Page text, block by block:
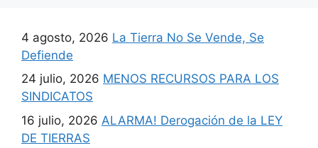
4 agosto, 2026 La Tierra No Se Vende, Se
Defiende
24 julio, 2026 MENOS RECURSOS PARA LOS
SINDICATOS
16 julio, 2026 ALARMA! Derogación de la LEY
DE TIERRAS